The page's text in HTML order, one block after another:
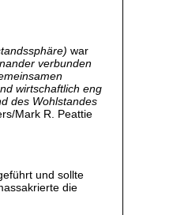
war
verbunden
wirtschaftlich eng
des Wohlstandes
Mark R. Peattie
und sollte
die